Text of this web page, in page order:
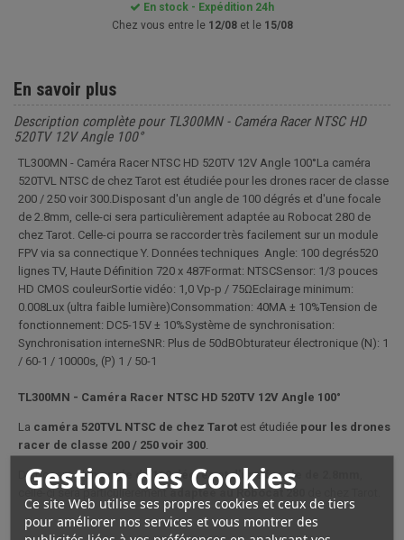
Gestion des Cookies
Ce site Web utilise ses propres cookies et ceux de tiers
pour améliorer nos services et vous montrer des
En stock - Expédition 24h
Chez vous entre le 12/08et le 15/08
En savoir plus
Description complète pour TL300MN - Caméra Racer NTSC HD
520TV 12V Angle 100°
TL300MN - Caméra Racer NTSC HD 520TV 12V Angle 100°La caméra
520TVL NTSC de chez Tarot est étudiée pour les drones racer de classe
200 / 250 voir 300.Disposant d'un angle de 100 dégrés et d'une focale
de 2.8mm, celle-ci sera particulièrement adaptée au Robocat 280 de
chez Tarot. Celle-ci pourra se raccorder très facilement sur un module
FPV via sa connectique Y. Données techniques Angle: 100 degrés520
lignes TV, Haute Définition 720 x 487Format: NTSCSensor: 1/3 pouces
HD CMOS couleurSortie vidéo: 1,0 Vp-p / 75ΩEclairage minimum:
0.008Lux (ultra faible lumière)Consommation: 40MA ± 10%Tension de
fonctionnement: DC5-15V ± 10%Système de synchronisation:
Synchronisation interneSNR: Plus de 50dBObturateur électronique (N): 1
/ 60-1 / 10000s, (P) 1 / 50-1
TL300MN - Caméra Racer NTSC HD 520TV 12V Angle 100°
La caméra 520TVL NTSC de chez Tarot est étudiée pour les drones
racer de classe 200 / 250 voir 300.
Disposant d'unangle de 100 dégrés et d'une focale de 2.8mm
celle-ci sera particulièrement adaptée au Robocat 280